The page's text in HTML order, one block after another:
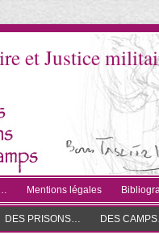
et Justice
Mentions légales
DES PRISONS… DES